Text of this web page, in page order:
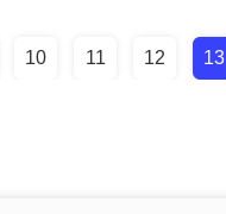
10 11 12 13